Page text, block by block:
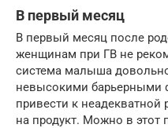
В первый месяц
В первый месяц после
женщинам при ГВ не
система малыша довольно
невысокими барьерными
привести к неадекватной
на продукт. Можно в этот